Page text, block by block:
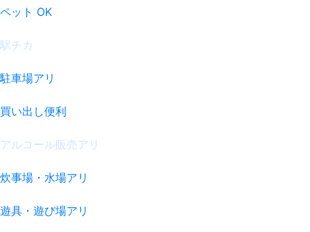
ペット OK
駅チカ
駐車場アリ
買い出し便利
アルコール販売アリ
炊事場・水場アリ
遊具・遊び場アリ